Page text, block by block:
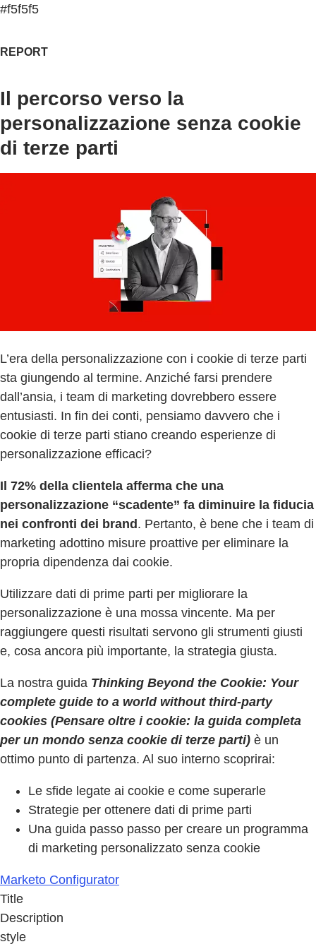
#f5f5f5
REPORT
Il percorso verso la
personalizzazione senza cookie
di terze parti
L’era della personalizzazione con i cookie di terze parti
sta giungendo al termine. Anziché farsi prendere
dall’ansia, i team di marketing dovrebbero essere
entusiasti. In fin dei conti, pensiamo davvero che i
cookie di terze parti stiano creando esperienze di
personalizzazione efficaci?
Il 72% della clientela afferma che una
personalizzazione “scadente” fa diminuire la fiducia
nei confronti dei brand . Pertanto, è bene che i team di
marketing adottino misure proattive per eliminare la
propria dipendenza dai cookie.
Utilizzare dati di prime parti per migliorare la
personalizzazione è una mossa vincente. Ma per
raggiungere questi risultati servono gli strumenti giusti
e, cosa ancora più importante, la strategia giusta.
La nostra guida Thinking Beyond the Cookie: Your
complete guide to a world without third-party
cookies (Pensare oltre i cookie: la guida completa
per un mondo senza cookie di terze parti) è un
ottimo punto di partenza. Al suo interno scoprirai:
Le sfide legate ai cookie e come superarle
Strategie per ottenere dati di prime parti
Una guida passo passo per creare un programma
di marketing personalizzato senza cookie
Marketo Configurator
Title
Description
style